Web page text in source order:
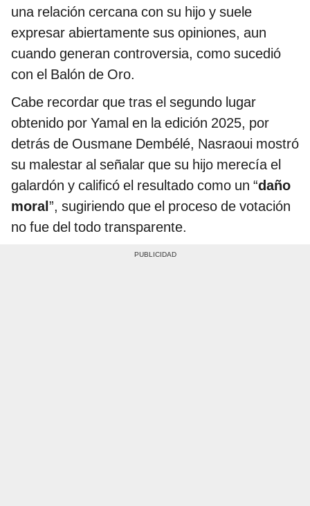
una relación cercana con su hijo y suele
expresar abiertamente sus opiniones, aun
cuando generan controversia, como sucedió
con el Balón de Oro.
Cabe recordar que tras el segundo lugar
obtenido por Yamal en la edición 2025, por
detrás de Ousmane Dembélé, Nasraoui mostró
su malestar al señalar que su hijo merecía el
galardón y calificó el resultado como un “daño
moral”, sugiriendo que el proceso de votación
no fue del todo transparente.